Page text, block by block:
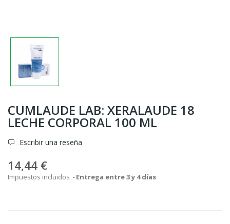
CUMLAUDE LAB: XERALAUDE 18
LECHE CORPORAL 100 ML
Escribir una reseña
14,44 €
Impuestos incluidos Entrega entre 3 y 4 días